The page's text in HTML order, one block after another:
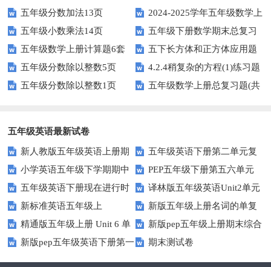
五年级分数加法13页
2024-2025学年五年级数学上
册期末素养测评卷（考试版A4
人教版）
五年级小数乘法14页
五年级下册数学期末总复习
题——选择题专项练习
五年级数学上册计算题6套
五下长方体和正方体应用题
专项训练
五年级分数除以整数5页
4.2.4稍复杂的方程(1)练习题
及答案
五年级分数除以整数1页
五年级数学上册总复习题(共
五年级英语最新试卷
新人教版五年级英语上册期
中词汇复习Unit1-Unit3
五年级英语下册第二单元复
习卷
小学英语五年级下学期期中
书写及单词识记测试卷
PEP五年级下册第五六单元
练习题
五年级英语下册现在进行时
练习题
译林版五年级英语Unit2单元
测试卷
新标准英语五年级上
module2复习题
新版五年级上册名词的单复
数形式复习题
精通版五年级上册 Unit 6 单
元测试
新版pep五年级上册期末综合
测试卷
新版pep五年级英语下册第一
二单元测试题(Unit1-Unit2)
期末测试卷